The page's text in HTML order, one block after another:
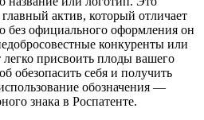
актив, который отличает
без официального оформления он
конкуренты или
присвоить плоды вашего
обезопасить себя и получить
обозначения —
знака в Роспатенте.